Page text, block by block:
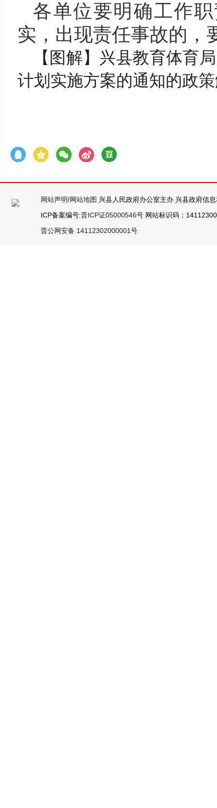
各单位要明确工作
实，出现责任事故的，
【图解】兴县教育体育
计划实施方案的通知的政
网站声明/网站地图 兴县人民政府办公室主办 兴县政府信
ICP备案编号:晋ICP证05000546号 网站标识码：
晋公网安备 14112302000001号